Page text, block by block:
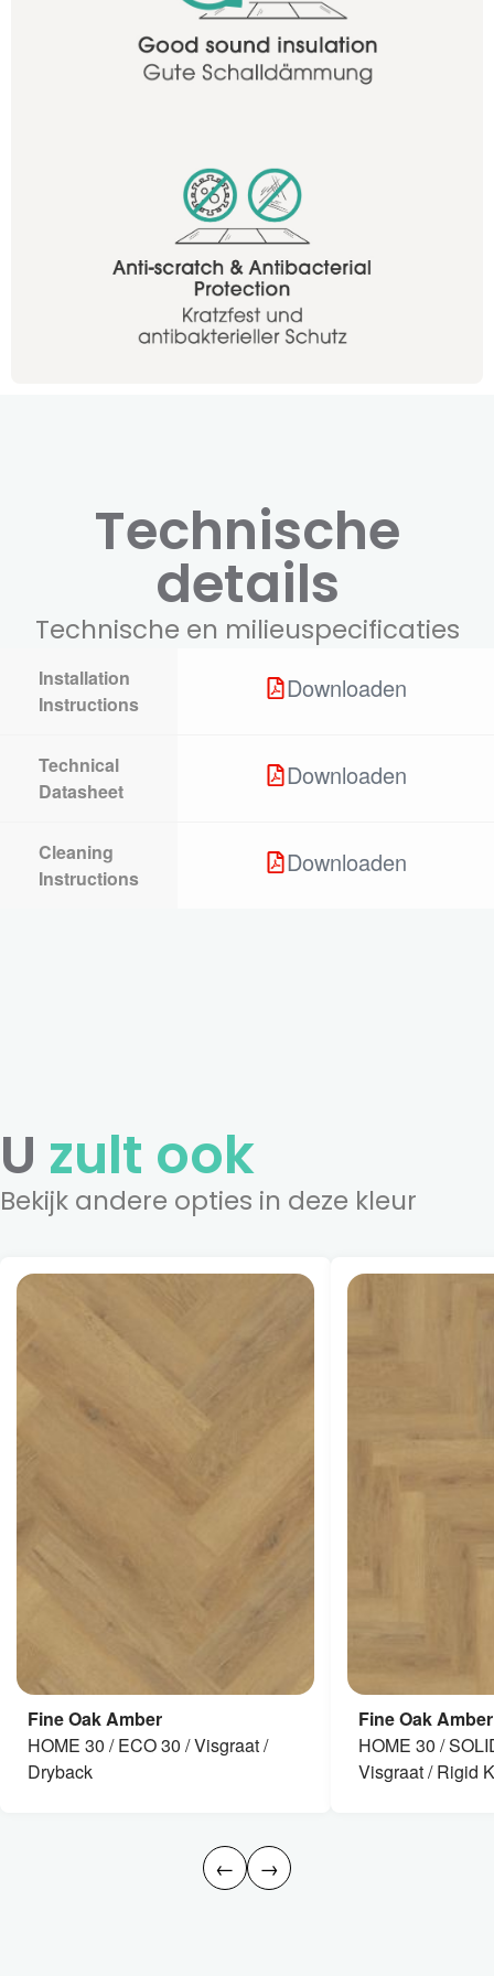
Technische
details
Technische en milieuspecificaties
Installation
Instructions
Downloaden
Technical
Datasheet
Downloaden
Cleaning
Instructions
Downloaden
U zult ook
Bekijk andere opties in deze kleur
Fine Oak Amber
HOME 30 / ECO 30 / Visgraat /
Dryback
Fine Oak Amber
HOME 30 /
Visgraat / Rigid
← →